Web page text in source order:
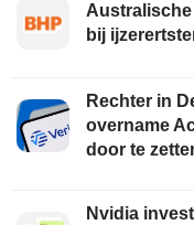
bij
Rechter in
overname
door te
Nvidia